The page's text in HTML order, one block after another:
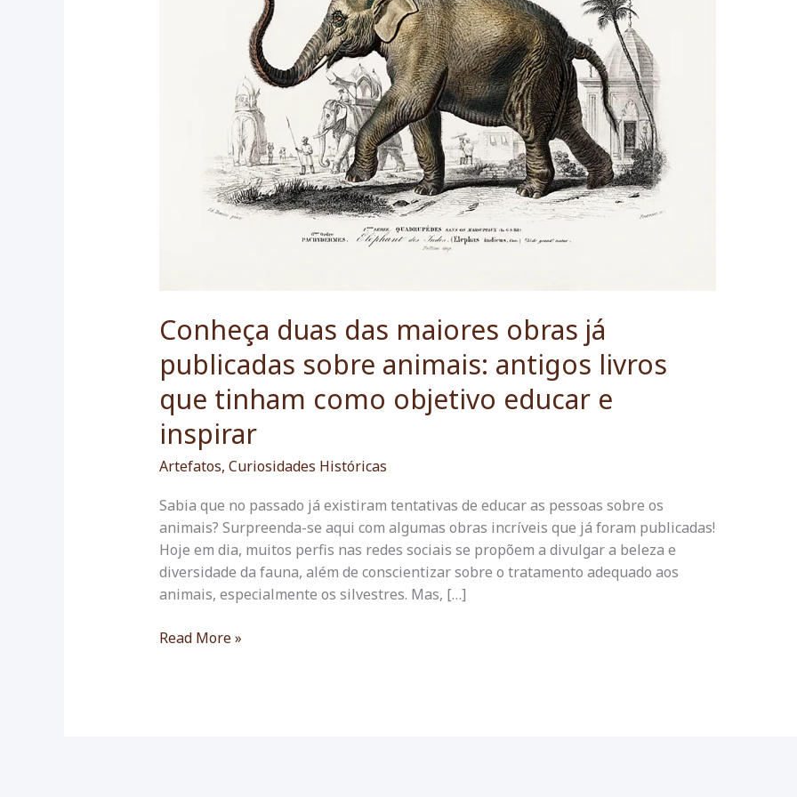
Conheça duas das maiores obras já
publicadas sobre animais: antigos livros
que tinham como objetivo educar e
inspirar
Artefatos, Curiosidades Históricas
Sabia que no passado já existiram tentativas de educar as pessoas sobre os
animais? Surpreenda-se aqui com algumas obras incríveis que já foram publicadas!
Hoje em dia, muitos perfis nas redes sociais se propõem a divulgar a beleza e
diversidade da fauna, além de conscientizar sobre o tratamento adequado aos
animais, especialmente os silvestres. Mas, […]
Conheça
Read More »